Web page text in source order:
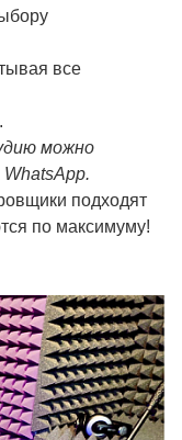
все
можно
подходят
по максимуму!